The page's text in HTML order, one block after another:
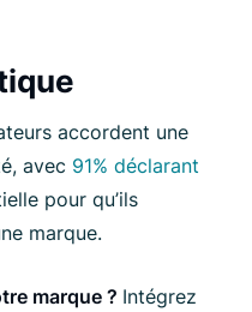
accordent une
avec 91% déclarant
pour qu’ils
marque.
marque ? Intégrez